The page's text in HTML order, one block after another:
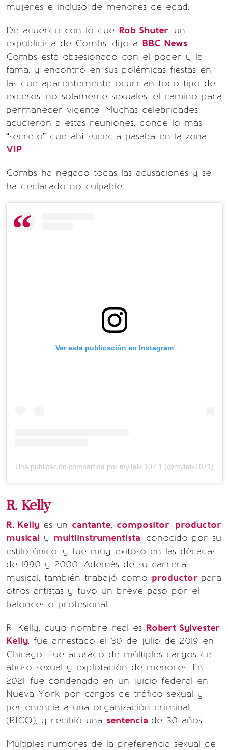
mujeres e incluso de menores de edad.
De acuerdo con lo que Rob Shuter, un
expublicista de Combs, dijo a BBC News,
Combs está obsesionado con el poder y la
fama, y encontró en sus polémicas fiestas en
las que aparentemente ocurrían todo tipo de
excesos, no solamente sexuales, el camino para
permanecer vigente. Muchas celebridades
acudieron a estas reuniones, donde lo más
“secreto” que ahí sucedía pasaba en la zona
VIP.
Combs ha negado todas las acusaciones y se
ha declarado no culpable.
Ver esta publicación en Instagram
Una publicación compartida por myTalk 107.1 (@mytalk1071)
R. Kelly
R. Kelly es un cantante, compositor, productor
musical y multiinstrumentista, conocido por su
estilo único, y fue muy exitoso en las décadas
de 1990 y 2000. Además de su carrera
musical, también trabajó como productor para
otros artistas y tuvo un breve paso por el
baloncesto profesional.
R. Kelly, cuyo nombre real es Robert Sylvester
Kelly, fue arrestado el 30 de julio de 2019 en
Chicago. Fue acusado de múltiples cargos de
abuso sexual y explotación de menores. En
2021, fue condenado en un juicio federal en
Nueva York por cargos de tráfico sexual y
pertenencia a una organización criminal
(RICO), y recibió una sentencia de 30 años.
Múltiples rumores de la preferencia sexual de